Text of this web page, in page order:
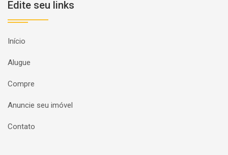
Edite seu links
Início
Alugue
Compre
Anuncie seu imóvel
Contato